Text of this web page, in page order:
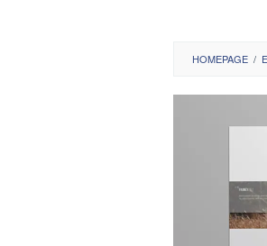
HOMEPAGE /